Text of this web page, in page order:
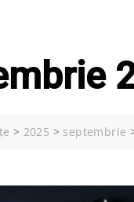
> 2025 > septembrie